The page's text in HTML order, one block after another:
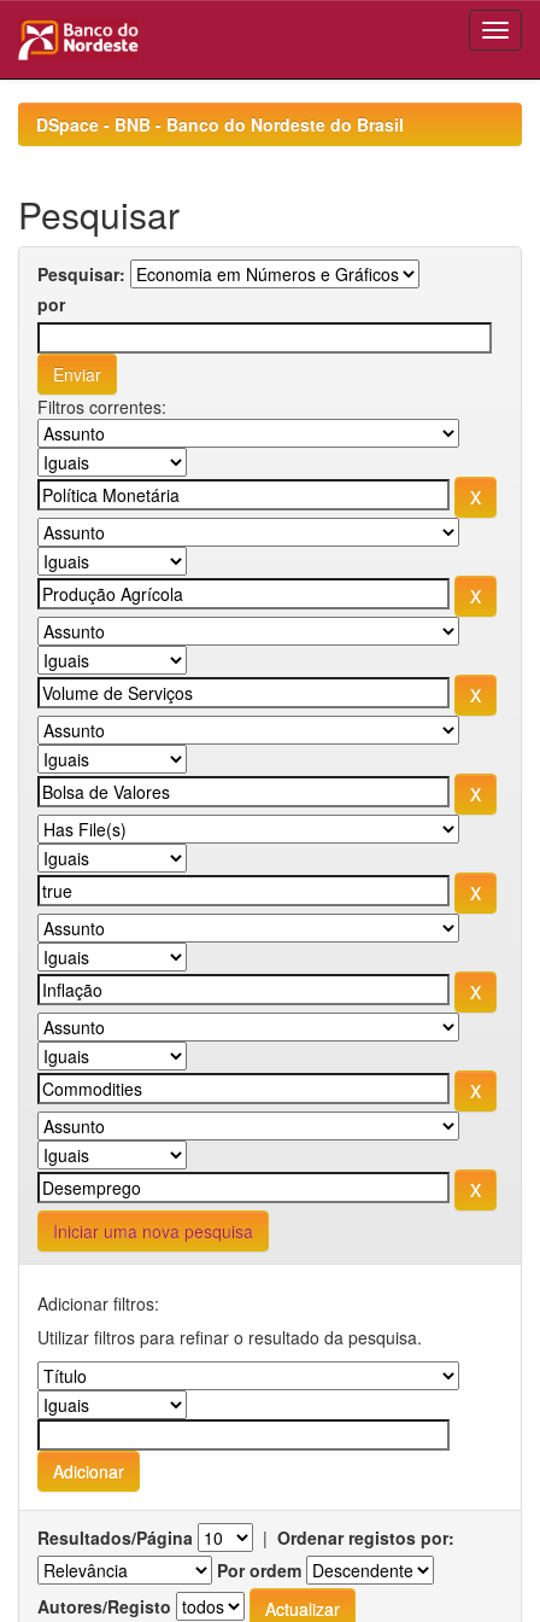
navigationDSpace - BNB - Banco do Nordeste do Brasil
Pesquisar
Pesquisar:
por
Filtros correntes:
Iniciar uma nova pesquisa
Adicionar filtros:
Utilizar filtros para refinar o resultado da pesquisa.
Resultados/Página | Ordenar registos por:
Por ordem
Autores/Registo